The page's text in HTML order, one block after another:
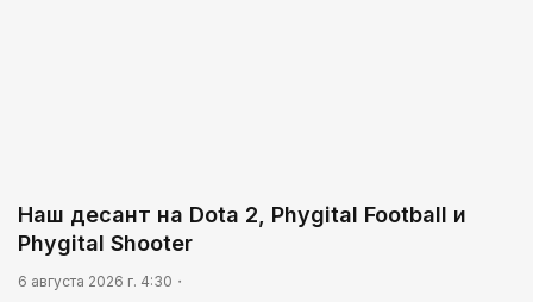
Наш десант на Dota 2, Phygital Football и
Phygital Shooter
6 августа 2026 г. 4:30